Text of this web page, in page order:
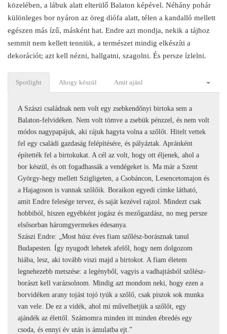
közelében, a lábuk alatt elterülő Balaton képével. Néhány pohár
különleges bor nyáron az öreg diófa alatt, télen a kandalló mellett
egészen más ízű, másként hat. Endre azt mondja, nekik a tájhoz
semmit nem kellett tenniük, a természet mindig elkészíti a
dekorációt; azt kell nézni, hallgatni, szagolni. És persze ízlelni.
Spotlight Ahogy készül Amit ajánl
A Szászi családnak nem volt egy zsebkendőnyi birtoka sem a
Balaton-felvidéken. Nem volt tömve a zsebük pénzzel, és nem volt
módos nagypapájuk, aki rájuk hagyta volna a szőlőt. Hitelt vettek
fel egy családi gazdaság felépítésére, és pályáztak. Apránként
építették fel a birtokukat. A cél az volt, hogy ott éljenek, ahol a
bor készül, és ott fogadhassák a vendégeket is. Ma már a Szent
György-hegy mellett Szigligeten, a Csobáncon, Lesencetomajon és
a Hajagoson is vannak szőlőik. Boraikon egyedi címke látható,
amit Endre felesége tervez, és saját kezével rajzol. Mindezt csak
hobbiból, hiszen egyébként jogász és mezőgazdász, no meg persze
elsősorban háromgyermekes édesanya.
Szászi Endre: „Most húsz éves fiam szőlész-borásznak tanul
Budapesten. Így nyugodt lehetek afelől, hogy nem dolgozom
hiába, lesz, aki tovább viszi majd a birtokot. A fiam életem
legnehezebb metszése: a legényből, vagyis a vadhajtásból szőlész-
borászt kell varázsolnom. Mindig azt mondom neki, hogy ezen a
borvidéken arany tojást tojó tyúk a szőlő, csak piszok sok munka
van vele. De ez a vidék, ahol mi művelhetjük a szőlőt, egy
ajándék az élettől. Számomra minden itt minden ébredés egy
csoda, és ennyi év után is ámulatba ejt.”